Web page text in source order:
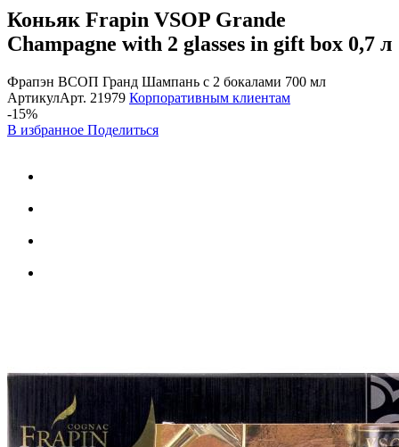
Коньяк Frapin VSOP Grande
Champagne with 2 glasses in gift box 0,7 л
Фрапэн ВСОП Гранд Шампань с 2 бокалами 700 мл
АртикулАрт. 21979 Корпоративным клиентам
-15%
В избранное Поделиться